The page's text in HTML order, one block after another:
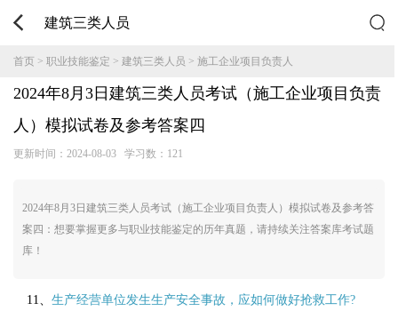
建筑三类人员
首页> 职业技能鉴定 > 建筑三类人员 > 施工企业项目负责人
2024年8月3日建筑三类人员考试（施工企业项目负责
人）模拟试卷及参考答案四
更新时间： 2024-08-03学习数：121
2024年8月3日建筑三类人员考试（施工企业项目负责人）模拟试卷及参考答
案四：想要掌握更多与职业技能鉴定的历年真题，请持续关注答案库考试题
库！
11、 生产经营单位发生生产安全事故，应如何做好抢救工作?